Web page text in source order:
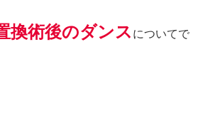
換術後のダンス についてで